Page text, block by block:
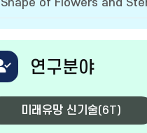
Shape of Flowers and
연구분야
미래유망 신기술(6T)